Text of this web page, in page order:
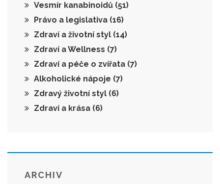
Vesmír kanabinoidů (51)
Právo a legislativa (16)
Zdraví a životní styl (14)
Zdraví a Wellness (7)
Zdraví a péče o zvířata (7)
Alkoholické nápoje (7)
Zdravý životní styl (6)
Zdraví a krása (6)
ARCHIV